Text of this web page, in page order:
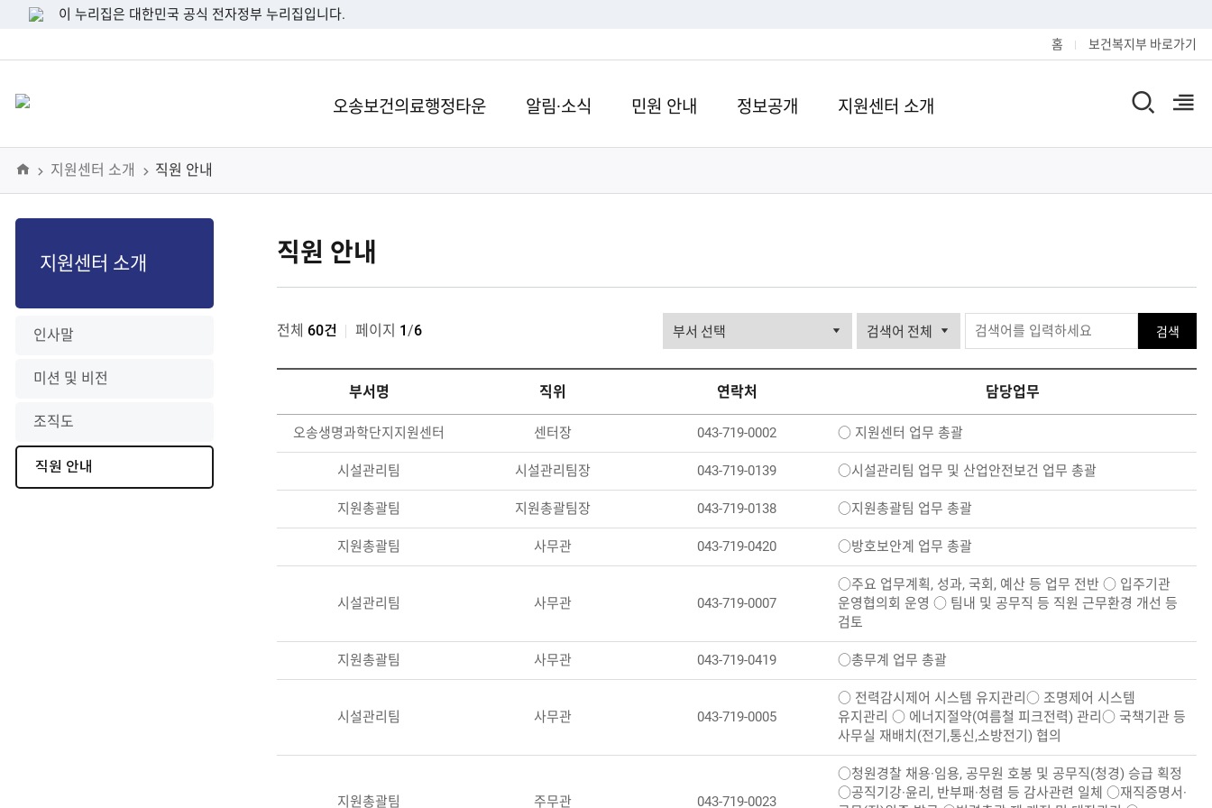
이 누리집은 대한민국 공식 전자정부 누리집입니다.
홈 보건복지부 바로가기
오송보건의료행정타운 알림·소식 민원 안내 정보공개 지원센터 소개
색 기
Home지원센터 소개 직원 안내
지원센터 소개
인사말
미션 및 비전
조직도
직원 안내
택
직원 안내
직
원
검색
전체 60건 페이지 1/6
부서명 직위 연락처 담당업무
오송생명과학단지지원센터 센터장 043-719-0002 ○ 지원센터 업무 총괄
시설관리팀 시설관리팀장 043-719-0139 ○시설관리팀 업무 및 산업안전보건 업무 총괄
지원총괄팀 지원총괄팀장 043-719-0138 ○지원총괄팀 업무 총괄
지원총괄팀 사무관 043-719-0420 ○방호보안계 업무 총괄
시설관리팀 사무관 043-719-0007
○주요 업무계획, 성과, 국회, 예산 등 업무 전반 ○ 입주기관
운영협의회 운영 ○ 팀내 및 공무직 등 직원 근무환경 개선 등
검토
지원총괄팀 사무관 043-719-0419 ○총무계 업무 총괄
시설관리팀 사무관 043-719-0005
○ 전력감시제어 시스템 유지관리○ 조명제어 시스템
유지관리 ○ 에너지절약(여름철 피크전력) 관리○ 국책기관 등
사무실 재배치(전기,통신,소방전기) 협의
지원총괄팀 주무관 043-719-0023
○청원경찰 채용·임용, 공무원 호봉 및 공무직(청경) 승급 획정
○공직기강·윤리, 반부패·청렴 등 감사관련 일체 ○재직증명서·